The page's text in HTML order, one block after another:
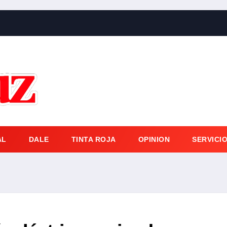
DALE TINTA ROJA OPINION